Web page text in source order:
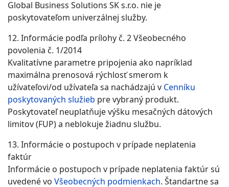
Global Business Solutions SK s.r.o. nie je
poskytovateľom univerzálnej služby.
12. Informácie podľa prílohy č. 2 Všeobecného
povolenia č. 1/2014
Kvalitatívne parametre pripojenia ako napríklad
maximálna prenosová rýchlosť smerom k
užívateľovi/od užívateľa sa nachádzajú v Cenníku
poskytovaných služieb pre vybraný produkt.
Poskytovateľ neuplatňuje výšku mesačných dátových
limitov (FUP) a neblokuje žiadnu službu.
13. Informácie o postupoch v prípade neplatenia
faktúr
Informácie o postupoch v prípade neplatenia faktúr sú
uvedené vo Všeobecných podmienkach. Štandartne sa